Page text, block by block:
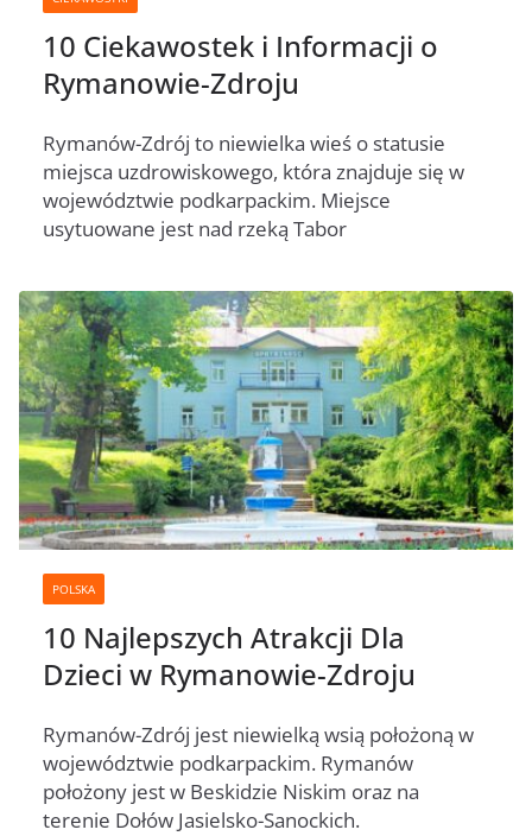
10 Ciekawostek i Informacji o
Rymanowie-Zdroju
Rymanów-Zdrój to niewielka wieś o statusie
miejsca uzdrowiskowego, która znajduje się w
województwie podkarpackim. Miejsce
usytuowane jest nad rzeką Tabor
POLSKA
10 Najlepszych Atrakcji Dla
Dzieci w Rymanowie-Zdroju
Rymanów-Zdrój jest niewielką wsią położoną w
województwie podkarpackim. Rymanów
położony jest w Beskidzie Niskim oraz na
terenie Dołów Jasielsko-Sanockich.